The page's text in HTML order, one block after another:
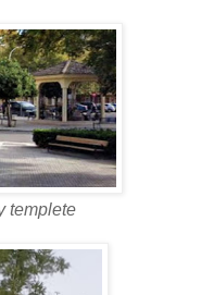
templete